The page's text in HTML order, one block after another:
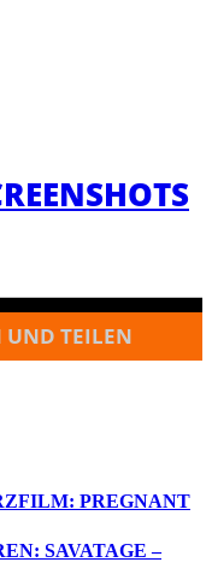
UND TEILEN
PREGNANT
SAVATAGE –